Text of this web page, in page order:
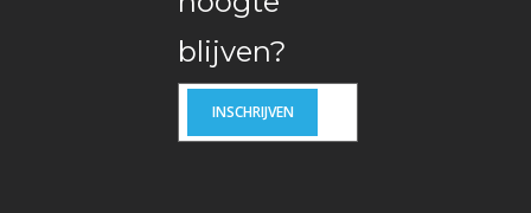
blijven?